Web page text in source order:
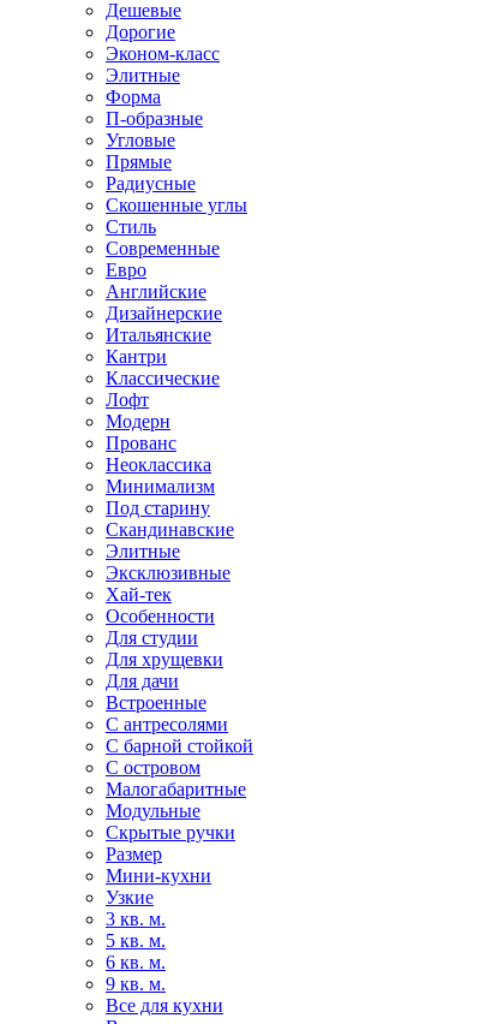
Дешевые
Дорогие
Эконом-класс
Элитные
Форма
П-образные
Угловые
Прямые
Радиусные
Скошенные углы
Стиль
Современные
Евро
Английские
Дизайнерские
Итальянские
Кантри
Классические
Лофт
Модерн
Прованс
Неоклассика
Минимализм
Под старину
Скандинавские
Элитные
Эксклюзивные
Хай-тек
Особенности
Для студии
Для хрущевки
Для дачи
Встроенные
С антресолями
С барной стойкой
С островом
Малогабаритные
Модульные
Скрытые ручки
Размер
Мини-кухни
Узкие
3 кв. м.
5 кв. м.
6 кв. м.
9 кв. м.
Все для кухни